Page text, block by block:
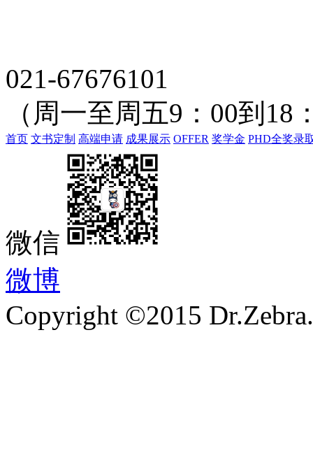
021-67676101
（周一至周五9：00到18
首页 文书定制 高端申请 成果展示 OFFER 奖学金 PHD全奖录
微信
微博
Copyright ©2015